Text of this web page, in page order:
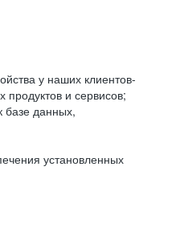
у наших клиентов-
и сервисов;
базе данных,
установленных